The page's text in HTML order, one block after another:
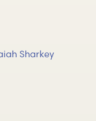
Sharkey